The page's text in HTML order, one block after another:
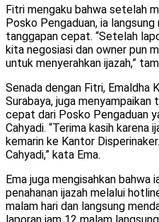
Fitri mengaku bahwa setelah
Posko Pengaduan, ia
tanggapan cepat. “Setelah
kita negosiasi dan owner pun
untuk menyerahkan ijazah,”
Senada dengan Fitri, Emaldha
Surabaya, juga
cepat dari Posko Pengaduan
Cahyadi. “Terima kasih karena
kemarin ke Kantor
Cahyadi,” kata Ema.
Ema juga mengisahkan bahwa
penahanan ijazah melalui
malam hari dan langsung